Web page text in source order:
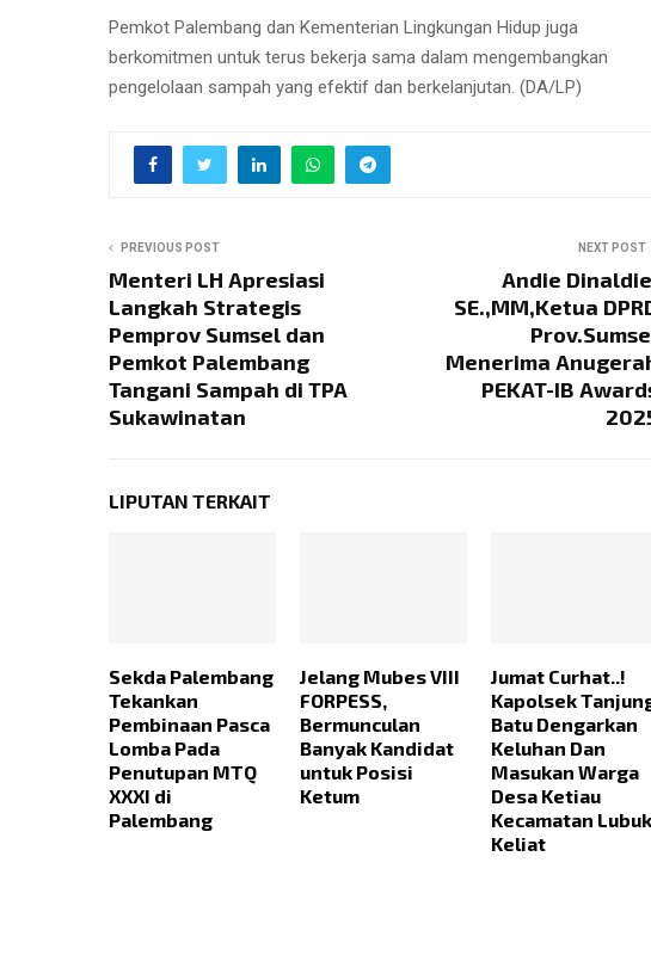
Pemkot Palembang dan Kementerian Lingkungan Hidup juga
berkomitmen untuk terus bekerja sama dalam mengembangkan
pengelolaan sampah yang efektif dan berkelanjutan. (DA/LP)
PREVIOUS POST
Menteri LH Apresiasi
Langkah Strategis
Pemprov Sumsel dan
Pemkot Palembang
Tangani Sampah di TPA
Sukawinatan
NEXT POST
Andie
SE.,MM,Ketua
Menerima
PEKAT-IB
LIPUTAN TERKAIT
Sekda Palembang
Tekankan
Pembinaan Pasca
Lomba Pada
Penutupan MTQ
XXXI di
Palembang
Jelang Mubes VIII
FORPESS,
Bermunculan
Banyak Kandidat
untuk Posisi
Ketum
Jumat Curhat..!
Kapolsek
Batu Dengarkan
Keluhan Dan
Masukan Warga
Desa Ketiau
Kecamatan Lubuk
Keliat